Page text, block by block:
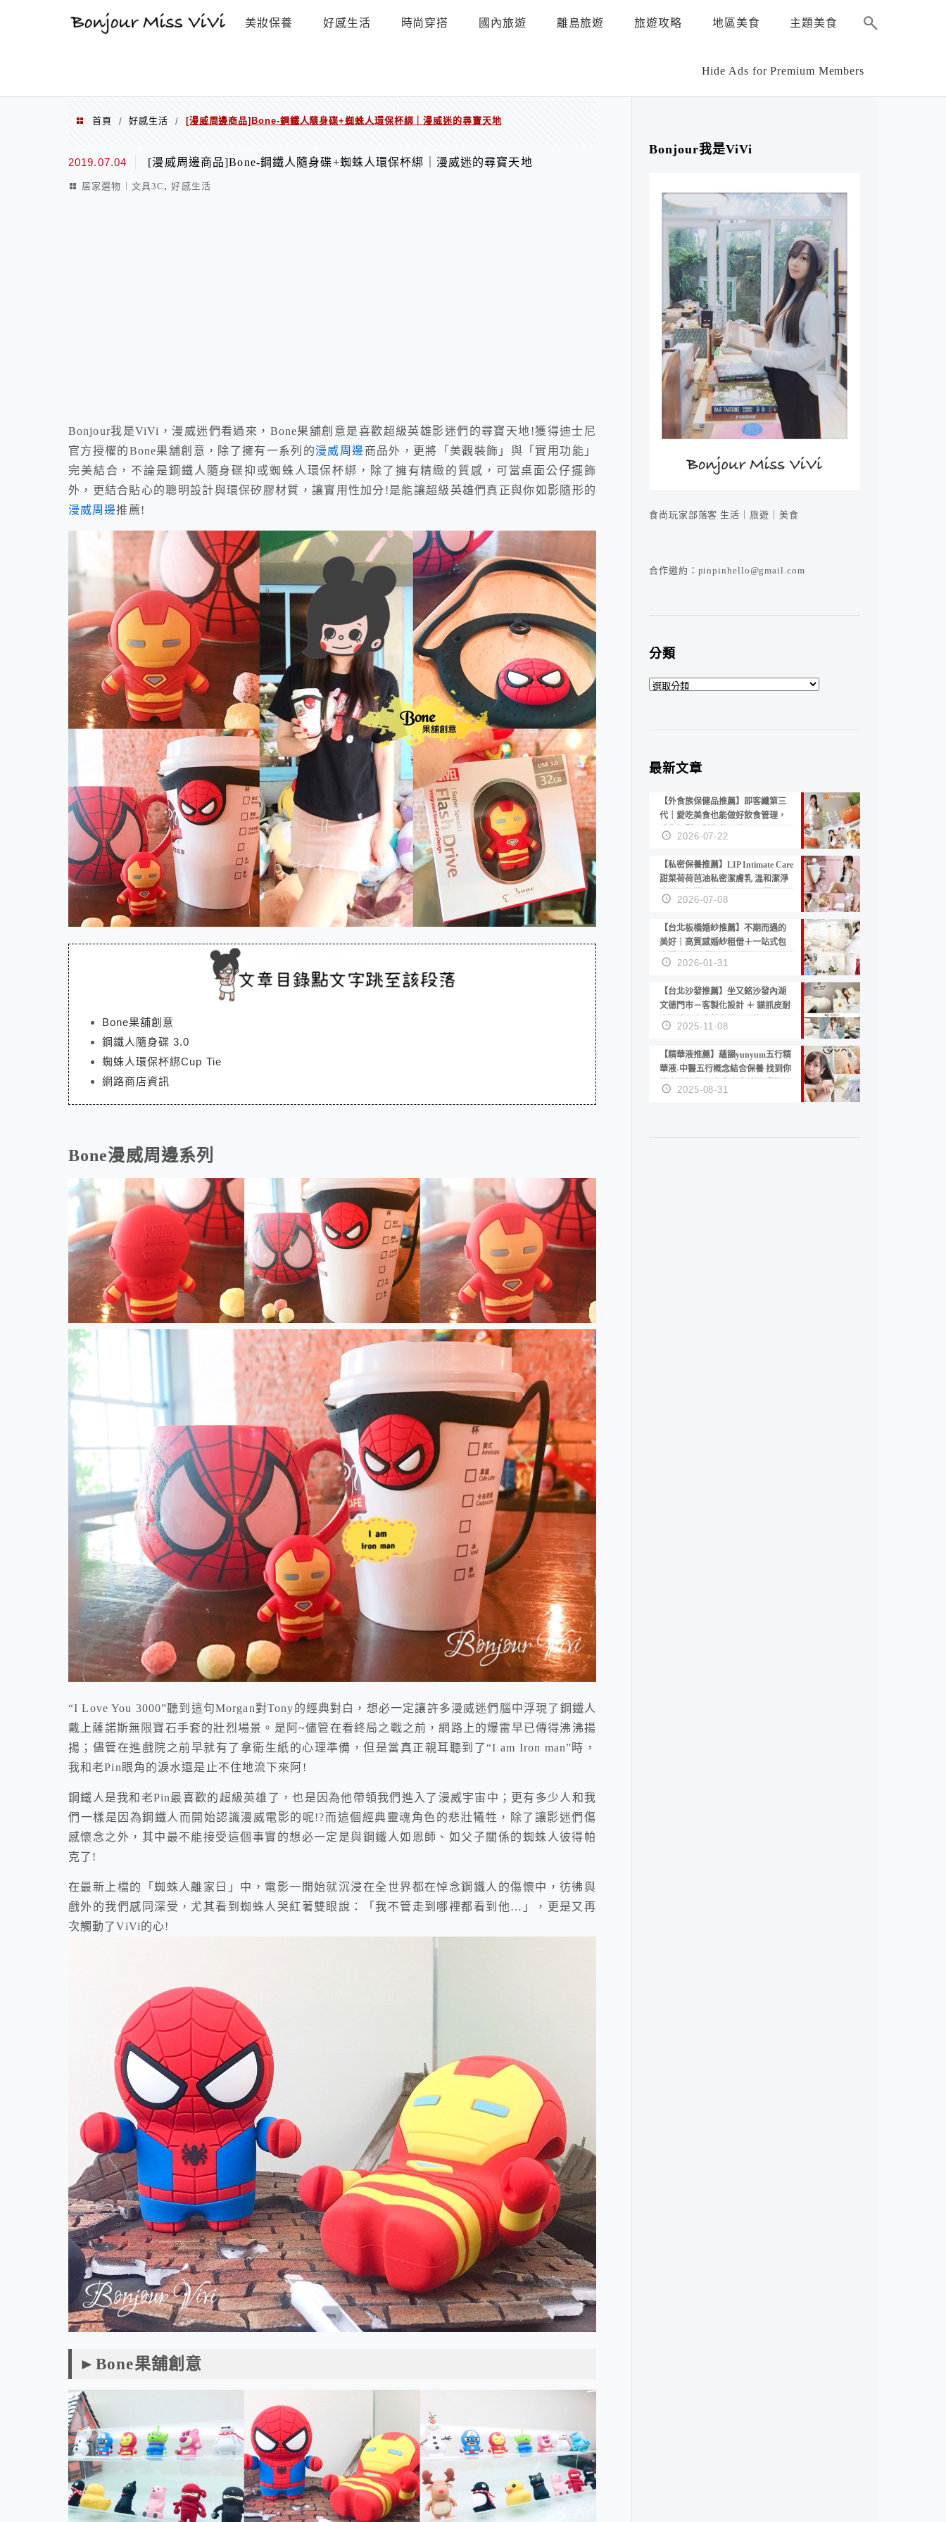
美妝保養 好感生活 時尚穿搭 國內旅遊 離島旅遊 旅遊攻略 地區美食 主題美食
Hide Ads for Premium Members
首頁 / 好感生活 / [漫威周邊商品]Bone-鋼鐵人隨身碟+蜘蛛人環保杯綁｜漫威迷的尋寶天地
2019.07.04 [漫威周邊商品]Bone-鋼鐵人隨身碟+蜘蛛人環保杯綁｜漫威迷的尋寶天地
居家選物︱文具3C ,好感生活
Bonjour我是ViVi，漫威迷們看過來，Bone果舖創意是喜歡超級英雄影迷們的尋寶天地!獲得迪士尼
官方授權的Bone果舖創意，除了擁有一系列的漫威周邊 商品外，更將「美觀裝飾」與「實用功能」
完美結合，不論是鋼鐵人隨身碟抑或蜘蛛人環保杯綁，除了擁有精緻的質感，可當桌面公仔擺飾
外，更結合貼心的聰明設計與環保矽膠材質，讓實用性加分!是能讓超級英雄們真正與你如影隨形的
漫威周邊推薦!
Bone果舖創意
鋼鐵人隨身碟 3.0
蜘蛛人環保杯綁Cup Tie
網路商店資訊
Bone漫威周邊系列
“I Love You 3000”聽到這句Morgan對Tony的經典對白，想必一定讓許多漫威迷們腦中浮現了鋼鐵人
戴上薩諾斯無限寶石手套的壯烈場景。是阿~儘管在看終局之戰之前，網路上的爆雷早已傳得沸沸揚
揚；儘管在進戲院之前早就有了拿衛生紙的心理準備，但是當真正親耳聽到了“I am Iron man”時，
我和老Pin眼角的淚水還是止不住地流下來阿!
鋼鐵人是我和老Pin最喜歡的超級英雄了，也是因為他帶領我們進入了漫威宇宙中；更有多少人和我
們一樣是因為鋼鐵人而開始認識漫威電影的呢!?而這個經典靈魂角色的悲壯犧牲，除了讓影迷們傷
感懷念之外，其中最不能接受這個事實的想必一定是與鋼鐵人如恩師、如父子關係的蜘蛛人彼得帕
克了!
在最新上檔的「蜘蛛人離家日」中，電影一開始就沉浸在全世界都在悼念鋼鐵人的傷懷中，彷彿與
戲外的我們感同深受，尤其看到蜘蛛人哭紅著雙眼說：「我不管走到哪裡都看到他…」，更是又再
次觸動了ViVi的心!
►Bone果舖創意
Bonjour我是ViVi
食尚玩家部落客 生活｜旅遊｜美食
合作邀約：pinpinhello@gmail.com
分類
分
最新文章
【外食族保健品推薦】即客纖第三
代｜愛吃美食也能做好飲食管理，
陪你輕鬆面對聚餐日常！
2026-07-22
【私密保養推薦】LIP Intimate Care
甜菜荷荷芭油私密潔膚乳 溫和潔淨
洗後不乾澀 不起泡反而更舒服！
2026-07-08
【台北板橋婚紗推薦】不期而遇的
美好｜高質感婚紗租借＋一站式包
套服務 新娘備婚省心首選！
2026-01-31
【台北沙發推薦】坐又銘沙發內湖
文德門市－客製化設計 ＋ 貓抓皮耐
磨好清潔｜直營直銷、價格透明
高CP值打造夢想居家風格
2025-11-08
【精華液推薦】蘊韻yunyum五行精
華液-中醫五行概念結合保養 找到你
的專屬精華！ 水㊀土㊀就選「潤・
賦精華」維持肌膚剛剛好的平衡
2025-08-31